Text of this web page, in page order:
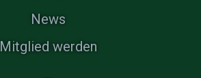
News
Mitglied werden